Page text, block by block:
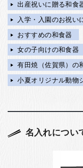
出産祝いに贈る和食
入学・入園のお祝い
おすすめの和食器
女の子向けの和食器
有田焼（佐賀県）の
小夏オリジナル動物
名入れについ